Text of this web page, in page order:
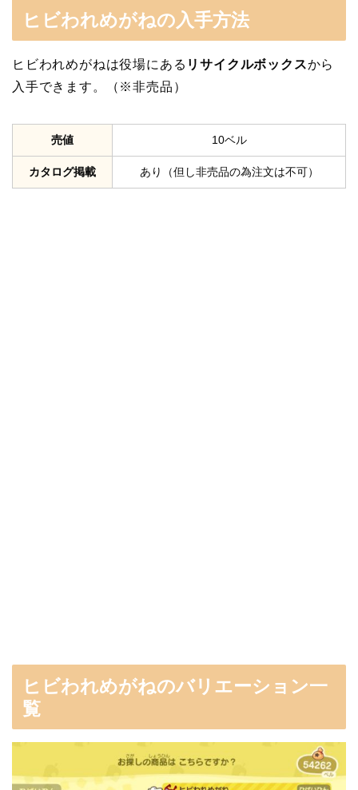
ヒビわれめがねの入手方法
ヒビわれめがねは役場にある リサイクルボックスから
入手できます。（※非売品）
売値 10ベル
カタログ掲載 あり（但し非売品の為注文は不可）
ヒビわれめがねのバリエーション一
覧